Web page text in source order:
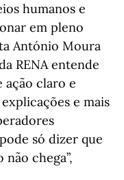
humanos e
em pleno
António Moura
RENA entende
ação claro e
e mais
só dizer que
chega”,